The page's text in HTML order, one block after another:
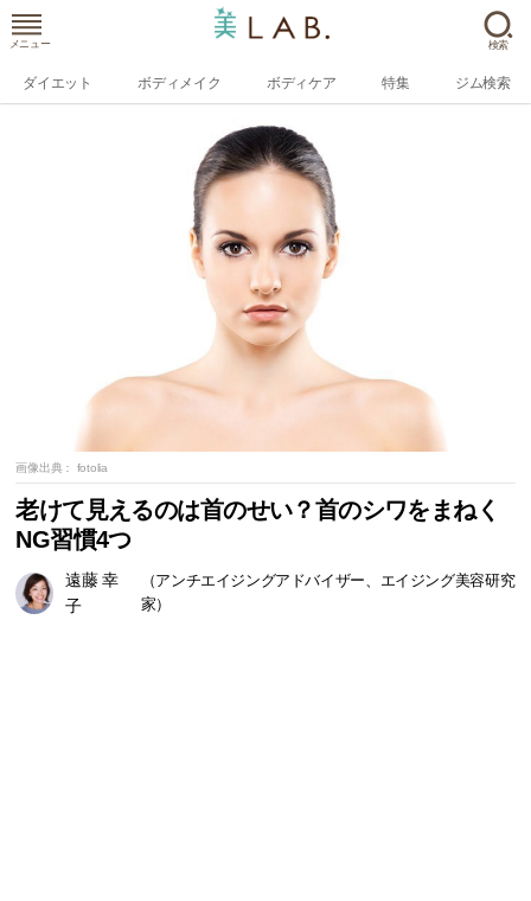
メニュー 検索
ダイエット ボディメイク ボディケア 特集 ジム検索
画像出典： fotolia
老けて見えるのは首のせい？首のシワをまねく
NG習慣4つ
遠藤 幸
子
（アンチエイジングアドバイザー、エイジング美容研究
家）